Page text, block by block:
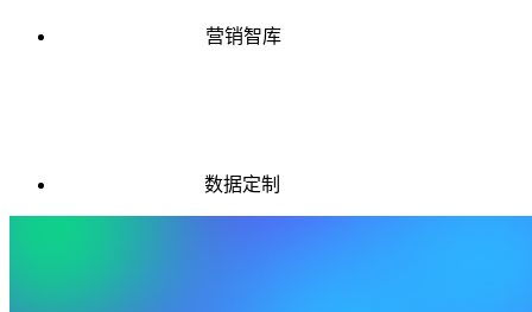
营销智库
数据定制